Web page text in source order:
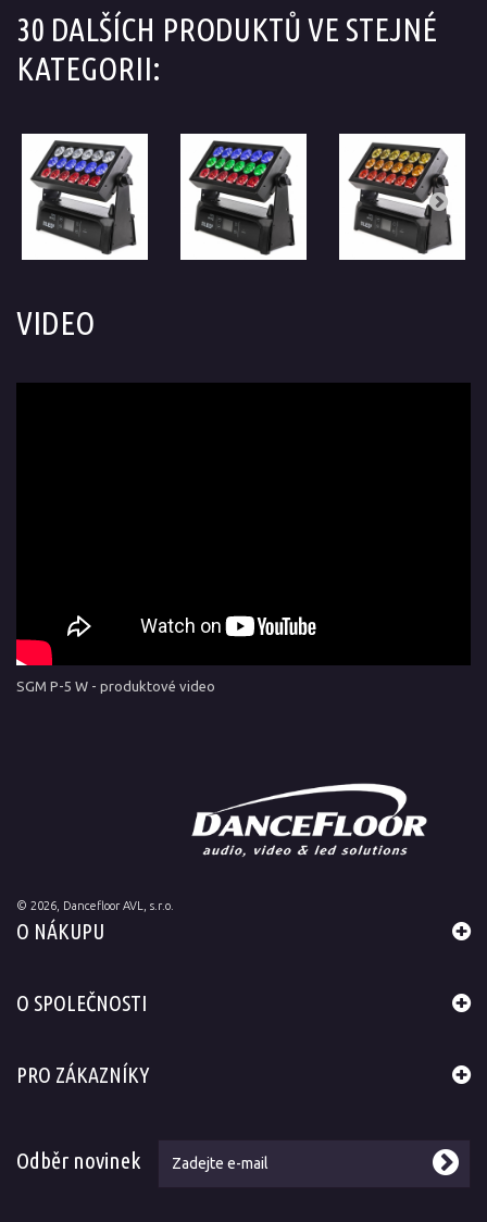
30 DALŠÍCH PRODUKTŮ VE STEJNÉ
KATEGORII:
VIDEO
SGM P-5 W - produktové video
© 2026 , Dancefloor AVL, s.r.o.
O NÁKUPU
O SPOLEČNOSTI
PRO ZÁKAZNÍKY
Odběr novinek